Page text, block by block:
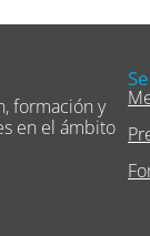
formación y
en el ámbito